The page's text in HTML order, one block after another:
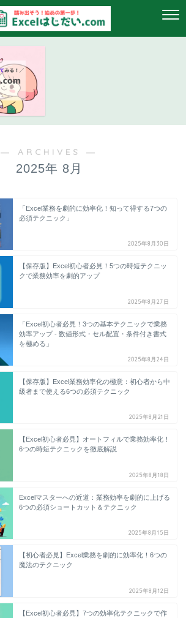
― ARCHIVES ―
2025年 8月
「Excel業務を劇的に効率化！知って得する7つの
必須テクニック」
2025年8月30日
【保存版】Excel初心者必見！5つの時短テクニッ
クで業務効率を劇的アップ
2025年8月27日
「Excel初心者必見！3つの基本テクニックで業務
効率アップ - 数値形式・セル配置・条件付き書式
を極める」
2025年8月24日
【保存版】Excel業務効率化の極意：初心者から中
級者まで使える6つの必須テクニック
2025年8月21日
【Excel初心者必見】オートフィルで業務効率化！
6つの時短テクニックを徹底解説
2025年8月18日
Excelマスターへの近道：業務効率を劇的に上げる
6つの必須ショートカット＆テクニック
2025年8月15日
【初心者必見】Excel業務を劇的に効率化！6つの
魔法のテクニック
2025年8月12日
【Excel初心者必見】7つの効率化テクニックで作